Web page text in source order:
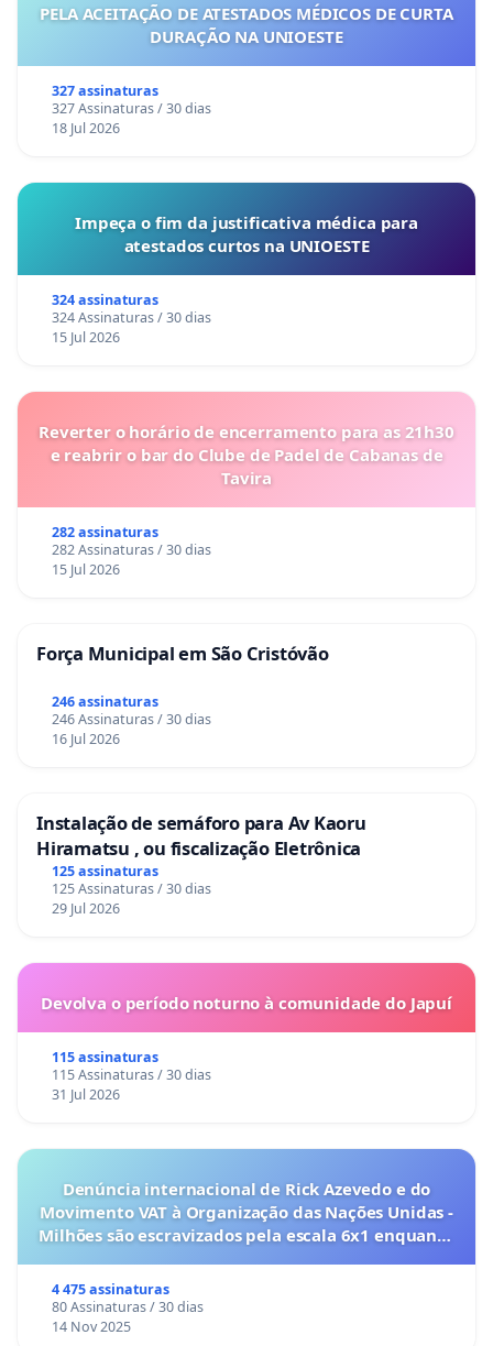
PELA ACEITAÇÃO DE ATESTADOS MÉDICOS DE CURTA
DURAÇÃO NA UNIOESTE
327 assinaturas
327 Assinaturas / 30 dias
18 Jul 2026
Impeça o fim da justificativa médica para
atestados curtos na UNIOESTE
324 assinaturas
324 Assinaturas / 30 dias
15 Jul 2026
Reverter o horário de encerramento para as 21h30
e reabrir o bar do Clube de Padel de Cabanas de
Tavira
282 assinaturas
282 Assinaturas / 30 dias
15 Jul 2026
Força Municipal em São Cristóvão
246 assinaturas
246 Assinaturas / 30 dias
16 Jul 2026
Instalação de semáforo para Av Kaoru
Hiramatsu , ou fiscalização Eletrônica
125 assinaturas
125 Assinaturas / 30 dias
29 Jul 2026
Devolva o período noturno à comunidade do Japuí
115 assinaturas
115 Assinaturas / 30 dias
31 Jul 2026
Denúncia internacional de Rick Azevedo e do
Movimento VAT à Organização das Nações Unidas -
Milhões são escravizados pela escala 6x1 enquanto
4 475 assinaturas
80 Assinaturas / 30 dias
14 Nov 2025